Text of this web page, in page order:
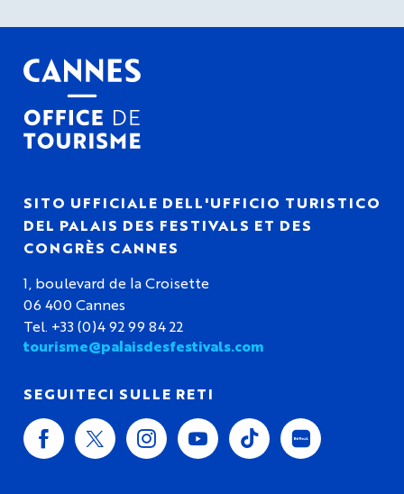
SITO UFFICIALE DELL'UFFICIO TURISTICO
DEL PALAIS DES FESTIVALS ET DES
CONGRÈS CANNES
1, boulevard de la Croisette
06 400 Cannes
Tel. +33 (0)4 92 99 84 22
tourisme@palaisdesfestivals.com
SEGUITECI SULLE RETI